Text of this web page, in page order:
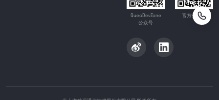
QuecDevZone
公众号
官方公众号